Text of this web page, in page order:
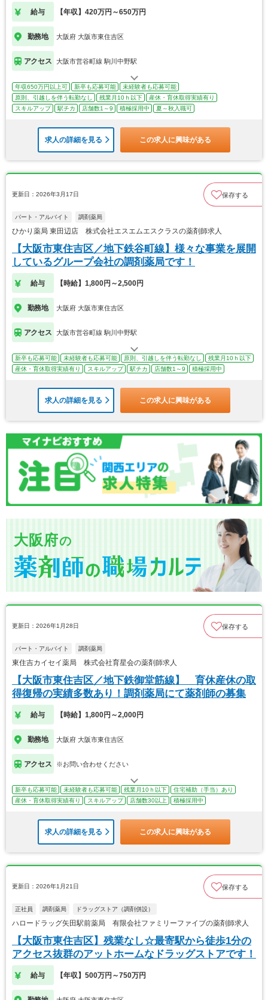
給与 【年収】420万円～650万円
勤務地 大阪府 大阪市東住吉区
アクセス 大阪市営谷町線 駒川中野駅
年収650万円以上可 新卒も応募可能
未経験者も応募可能
原則、引越しを伴う転勤なし
残業月10ｈ以下
産休・育休取得実績有り
スキルアップ
駅チカ 店舗数1～9 積極採用中 夏～秋入職可
求人の詳細を見る この求人に興味がある
更新日：2026年3月17日 保存する
パート・アルバイト 調剤薬局
ひかり薬局 東田辺店 株式会社エスエムエスクラスの薬剤師求人
【大阪市東住吉区／地下鉄谷町線】様々な事業を展開
しているグループ会社の調剤薬局です！
給与 【時給】1,800円～2,500円
勤務地 大阪府 大阪市東住吉区
アクセス 大阪市営谷町線 駒川中野駅
新卒も応募可能 未経験者も応募可能 原則、引越しを伴う転勤なし
残業月10ｈ以下
産休・育休取得実績有り
スキルアップ 駅チカ 店舗数1～9 積極採用中
求人の詳細を見る この求人に興味がある
大阪府の
更新日：2026年1月28日 保存する
パート・アルバイト 調剤薬局
東住吉カイセイ薬局 株式会社育星会の薬剤師求人
【大阪市東住吉区／地下鉄御堂筋線】 育休産休の取
得復帰の実績多数あり！調剤薬局にて薬剤師の募集
給与 【時給】1,800円～2,000円
勤務地 大阪府 大阪市東住吉区
アクセス ※お問い合わせください
新卒も応募可能 未経験者も応募可能 残業月10ｈ以下
住宅補助（手当）あり
産休・育休取得実績有り
スキルアップ 店舗数30以上 積極採用中
求人の詳細を見る この求人に興味がある
更新日：2026年1月21日 保存する
正社員 調剤薬局 ドラッグストア（調剤併設）
ハロードラッグ矢田駅前薬局 有限会社ファミリーファイブの薬剤師求人
【大阪市東住吉区】残業なし☆最寄駅から徒歩1分の
アクセス抜群のアットホームなドラッグストアです！
給与 【年収】500万円～750万円